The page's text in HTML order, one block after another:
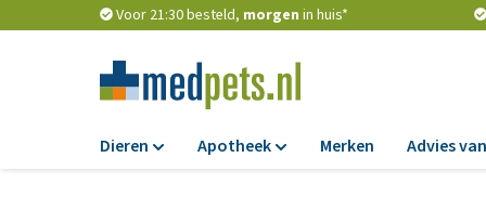
Voor 21:30 besteld, morgen in huis*
Dieren Apotheek Merken Advies